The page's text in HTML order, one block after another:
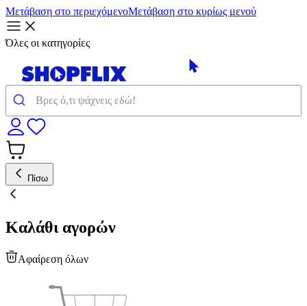
Μετάβαση στο περιεχόμενοΜετάβαση στο κυρίως μενού
Όλες οι κατηγορίες
Πίσω
Καλάθι αγορών
Αφαίρεση όλων